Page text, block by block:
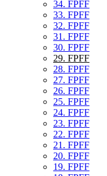
34. FPFF
33. FPFF
32. FPFF
31. FPFF
30. FPFF
29. FPFF
28. FPFF
27. FPFF
26. FPFF
25. FPFF
24. FPFF
23. FPFF
22. FPFF
21. FPFF
20. FPFF
19. FPFF